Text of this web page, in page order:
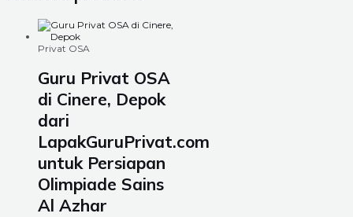
Privat OSA
Guru Privat OSA
di Cinere, Depok
dari
LapakGuruPrivat.com
untuk Persiapan
Olimpiade Sains
Al Azhar